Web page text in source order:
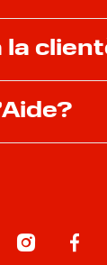
la